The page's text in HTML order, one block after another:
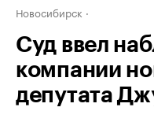
Новосибирск
Суд ввел
компании
депутата